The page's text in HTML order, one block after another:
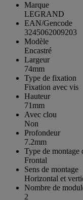
Marque
LEGRAND
EAN/Gencode
3245062009203
Modèle
Encastré
Largeur
74mm
Type de fixation
Fixation avec vis
Hauteur
71mm
Avec clou
Non
Profondeur
7.2mm
Type de montage
Frontal
Sens de montage
Horizontal et
Nombre de
2